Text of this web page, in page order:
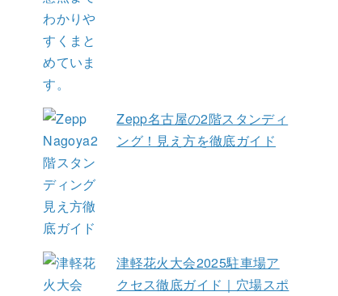
Zepp名古屋の2階スタンディ
ング！見え方を徹底ガイド
津軽花火大会2025駐車場ア
クセス徹底ガイド｜穴場スポ